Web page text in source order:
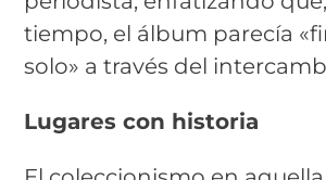
tiempo, el álbum parecía
solo» a través del
Lugares con historia